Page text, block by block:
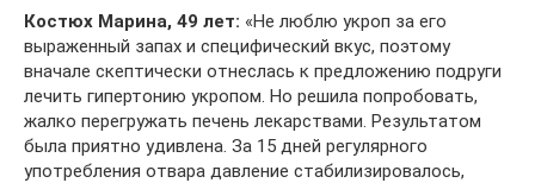
Костюх Марина, 49 лет: «Не люблю укроп за его
выраженный запах и специфический вкус, поэтому
вначале скептически отнеслась к предложению подруги
лечить гипертонию укропом. Но решила попробовать,
жалко перегружать печень лекарствами. Результатом
была приятно удивлена. За 15 дней регулярного
употребления отвара давление стабилизировалось,